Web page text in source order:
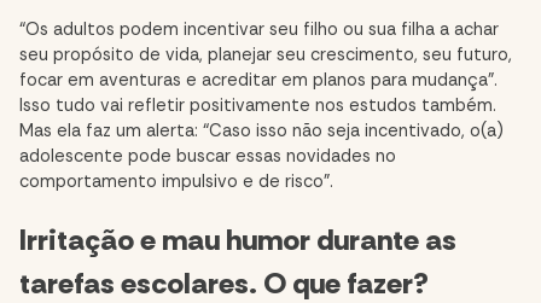
“Os adultos podem incentivar seu filho ou sua filha a achar
seu propósito de vida, planejar seu crescimento, seu futuro,
focar em aventuras e acreditar em planos para mudança”.
Isso tudo vai refletir positivamente nos estudos também.
Mas ela faz um alerta: “Caso isso não seja incentivado, o(a)
adolescente pode buscar essas novidades no
comportamento impulsivo e de risco”.
Irritação e mau humor durante as
tarefas escolares. O que fazer?